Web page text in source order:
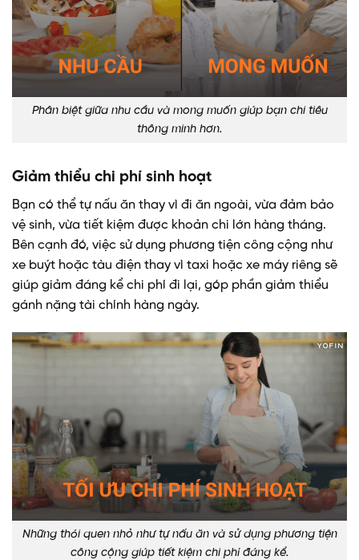
Phân biệt giữa nhu cầu và mong muốn giúp bạn chi tiêu
thông minh hơn.
Giảm thiểu chi phí sinh hoạt
Bạn có thể tự nấu ăn thay vì đi ăn ngoài, vừa đảm bảo
vệ sinh, vừa tiết kiệm được khoản chi lớn hàng tháng.
Bên cạnh đó, việc sử dụng phương tiện công cộng như
xe buýt hoặc tàu điện thay vì taxi hoặc xe máy riêng sẽ
giúp giảm đáng kể chi phí đi lại, góp phần giảm thiểu
gánh nặng tài chính hàng ngày.
Những thói quen nhỏ như tự nấu ăn và sử dụng phương tiện
công cộng giúp tiết kiệm chi phí đáng kể.